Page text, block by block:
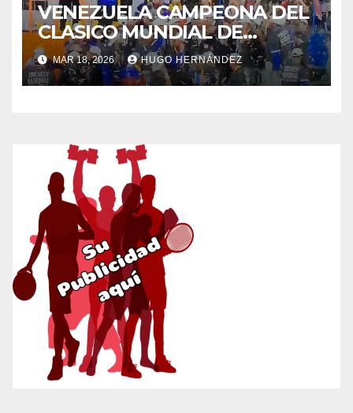
VENEZUELA CAMPEONA DEL
CLASICO MUNDIAL DE
BEISBOL
MAR 18, 2026 HUGO HERNÁNDEZ